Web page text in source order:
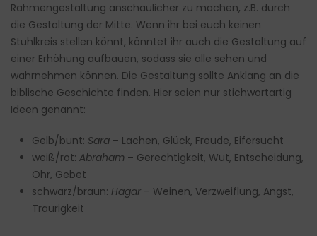
Rahmengestaltung anschaulicher zu machen, z.B. durch
die Gestaltung der Mitte. Wenn ihr bei euch keinen
Stuhlkreis stellen könnt, könntet ihr auch die Gestaltung auf
einer Erhöhung aufbauen, sodass sie alle sehen und
wahrnehmen können. Die Gestaltung sollte Anklang an die
biblische Geschichte finden. Hier seien nur stichwortartig
Ideen genannt:
Gelb/bunt: Sara – Lachen, Glück, Freude, Eifersucht
weiß/rot: Abraham – Gerechtigkeit, Wut, Entscheidung,
Ohr, Gebet
schwarz/braun: Hagar – Weinen, Verzweiflung, Angst,
Traurigkeit